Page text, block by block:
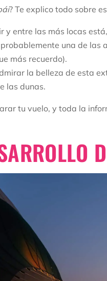
? Te explico todo sobre
entre las más locas
una de las
más recuerdo).
la belleza de esta
las dunas.
tu vuelo, y toda la